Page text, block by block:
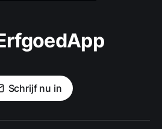
Schrijf nu in